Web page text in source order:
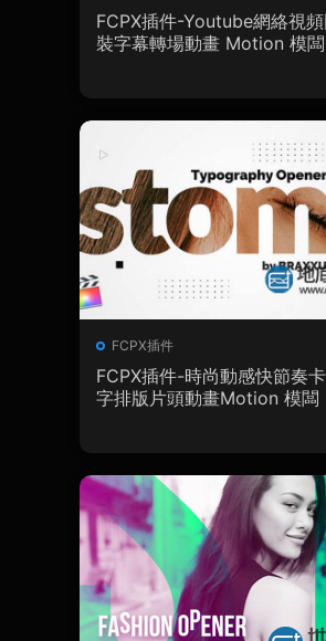
FCPX插件-Youtube網絡視
裝字幕轉場動畫 Motion 模
FCPX插件
FCPX插件-時尚動感快節奏
字排版片頭動畫Motion 模闆